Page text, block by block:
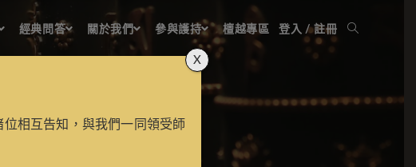
經典問答 關於我們 參與護持 檀越專區 登入 / 註冊
位相互告知，與我們一同領受師
X